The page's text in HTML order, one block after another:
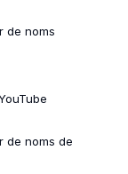
de noms
de noms de